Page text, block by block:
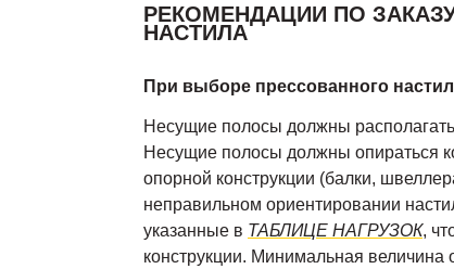
РЕКОМЕНДАЦИИ ПО
НАСТИЛА
При выборе прессованного
Несущие полосы должны
Несущие полосы должны опираться
опорной конструкции (балки,
неправильном ориентировании
указанные в ТАБЛИЦЕ НАГРУЗОК,
конструкции. Минимальная